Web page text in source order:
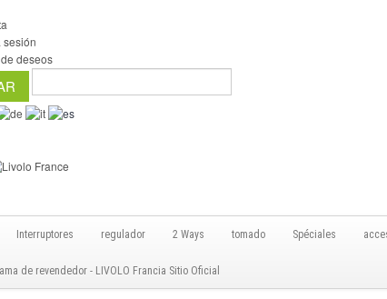
sesión
deseos
Interruptores regulador 2 Ways tomado Spéciales
de revendedor - LIVOLO Francia Sitio Oficial